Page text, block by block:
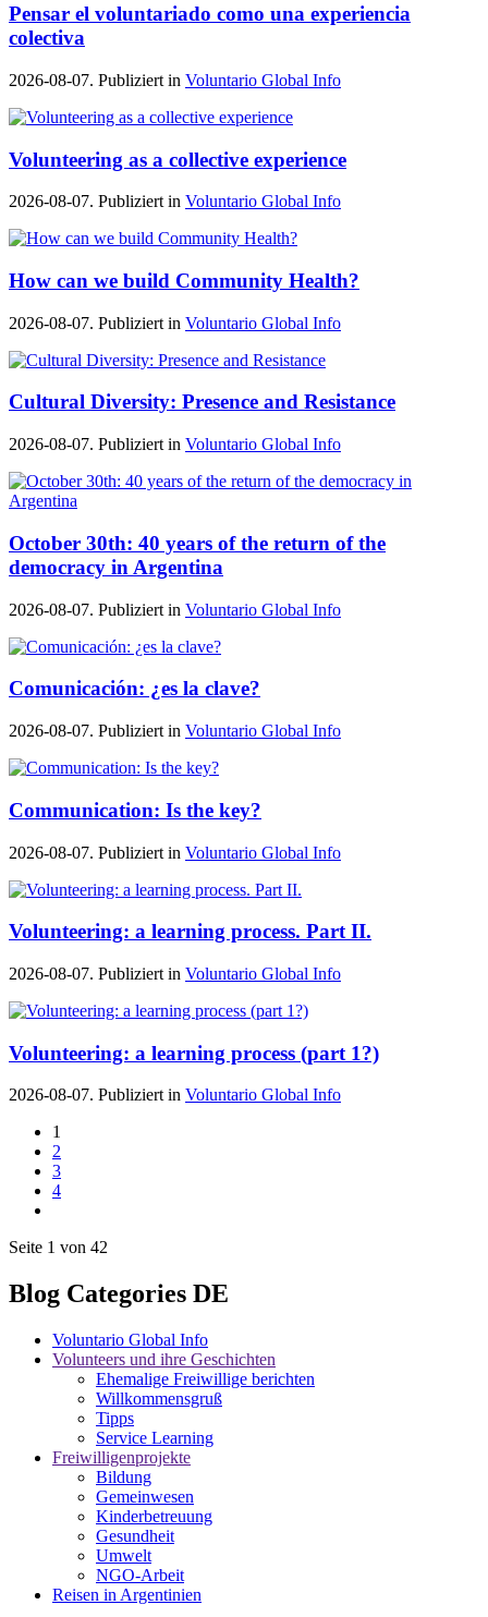
Pensar el voluntariado como una experiencia
colectiva
2026-08-07. Publiziert in Voluntario Global Info
Volunteering as a collective experience
2026-08-07. Publiziert in Voluntario Global Info
How can we build Community Health?
2026-08-07. Publiziert in Voluntario Global Info
Cultural Diversity: Presence and Resistance
2026-08-07. Publiziert in Voluntario Global Info
October 30th: 40 years of the return of the
democracy in Argentina
2026-08-07. Publiziert in Voluntario Global Info
Comunicación: ¿es la clave?
2026-08-07. Publiziert in Voluntario Global Info
Communication: Is the key?
2026-08-07. Publiziert in Voluntario Global Info
Volunteering: a learning process. Part II.
2026-08-07. Publiziert in Voluntario Global Info
Volunteering: a learning process (part 1?)
2026-08-07. Publiziert in Voluntario Global Info
1
2
3
4
Seite 1 von 42
Blog Categories DE
Voluntario Global Info
Volunteers und ihre Geschichten
Ehemalige Freiwillige berichten
Willkommensgruß
Tipps
Service Learning
Freiwilligenprojekte
Bildung
Gemeinwesen
Kinderbetreuung
Gesundheit
Umwelt
NGO-Arbeit
Reisen in Argentinien